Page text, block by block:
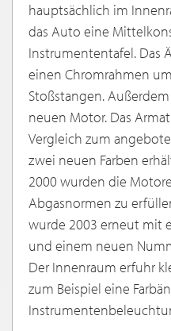
hauptsächlich im
das Auto eine
Instrumententafel. Das
einen Chromrahmen
Stoßstangen.
neuen Motor. Das
Vergleich zum
zwei neuen Farben
2000 wurden die
Abgasnormen zu
wurde 2003 erneut mit
und einem neuen
Der Innenraum erfuhr
zum Beispiel eine